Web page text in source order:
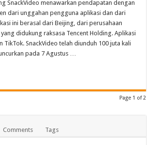
SnackVideo menawarkan pendapatan dengan
dari unggahan pengguna aplikasi dan dari
ini berasal dari Beijing, dari perusahaan
didukung raksasa Tencent Holding. Aplikasi
TikTok. SnackVideo telah diunduh 100 juta kali
pada 7 Agustus …
Page 1 of 2
Comments Tags